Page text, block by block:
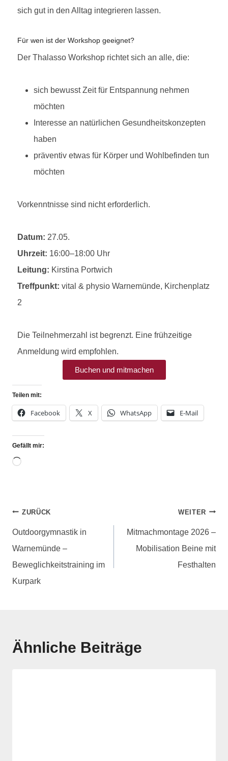
sich gut in den Alltag integrieren lassen.
Für wen ist der Workshop geeignet?
Der Thalasso Workshop richtet sich an alle, die:
sich bewusst Zeit für Entspannung nehmen
möchten
Interesse an natürlichen Gesundheitskonzepten
haben
präventiv etwas für Körper und Wohlbefinden tun
möchten
Vorkenntnisse sind nicht erforderlich.
Datum: 27.05.
Uhrzeit: 16:00–18:00 Uhr
Leitung: Kirstina Portwich
Treffpunkt: vital & physio Warnemünde, Kirchenplatz
2
Die Teilnehmerzahl ist begrenzt. Eine frühzeitige
Anmeldung wird empfohlen.
Buchen und mitmachen
Teilen mit:
Facebook X WhatsApp E-Mail
Gefällt mir:
ZURÜCK
Outdoorgymnastik in
Warnemünde –
Beweglichkeitstraining im
Kurpark
WEITER
Mitmachmontage 2026 –
Mobilisation Beine mit
Festhalten
Ähnliche Beiträge